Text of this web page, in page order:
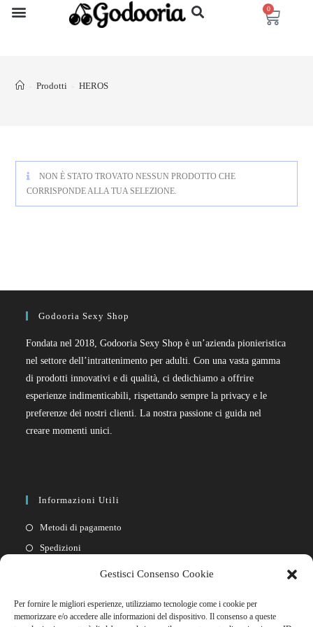
Gestisci Consenso Cookie
Per fornire le migliori esperienze, utilizziamo tecnologie come i cookie per
memorizzare e/o accedere alle informazioni del dispositivo. Il consenso a queste
0
> Prodotti > HEROS
NON È STATO TROVATO NESSUN PRODOTTO CHE
CORRISPONDE ALLA TUA SELEZIONE.
Godooria Sexy Shop
Fondata nel 2018, Godooria Sexy Shop è un’azienda pionieristica
nel settore dell’intrattenimento per adulti. Con una vasta gamma
di prodotti innovativi e di qualità, ci dedichiamo a offrire
esperienze indimenticabili, rispettando sempre la privacy e le
preferenze dei nostri clienti. La nostra passione ci guida nel
creare momenti unici.
Informazioni Utili
Metodi di pagamento
Spedizioni
Cookie policy